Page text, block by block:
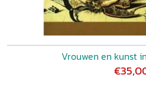
Vrouwen en kunst